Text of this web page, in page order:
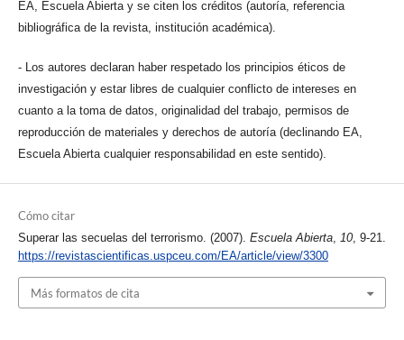
EA, Escuela Abierta y se citen los créditos (autoría, referencia
bibliográfica de la revista, institución académica).
- Los autores declaran haber respetado los principios éticos de
investigación y estar libres de cualquier conflicto de intereses en
cuanto a la toma de datos, originalidad del trabajo, permisos de
reproducción de materiales y derechos de autoría (declinando EA,
Escuela Abierta cualquier responsabilidad en este sentido).
Cómo citar
Superar las secuelas del terrorismo. (2007). Escuela Abierta, 10, 9-21.
https://revistascientificas.uspceu.com/EA/article/view/3300
Más formatos de cita